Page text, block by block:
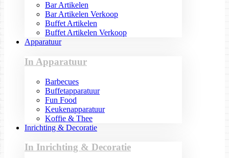
Bar Artikelen
Bar Artikelen Verkoop
Buffet Artikelen
Buffet Artikelen Verkoop
Apparatuur
In Apparatuur
Barbecues
Buffetapparatuur
Fun Food
Keukenapparatuur
Koffie & Thee
Inrichting & Decoratie
In Inrichting & Decoratie